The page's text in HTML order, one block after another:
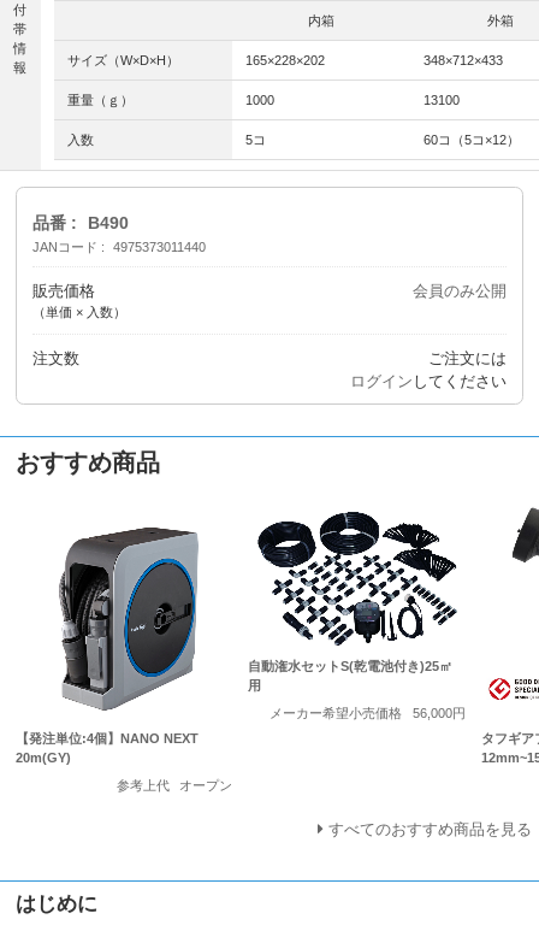
付
帯
情
報
内箱 外箱
サイズ（W×D×H） 165×228×202 348×712×433
重量（ｇ） 1000 13100
入数 5コ 60コ（5コ×12）
品番 B490
JANコード 4975373011440
販売価格
（単価 × 入数）
会員のみ公開
注文数
ご注文には
ログイン してください
おすすめ商品
【発注単位:4個】NANO NEXT
20m(GY)
参考上代
オープン
自動潅水セットS(乾電池付き)25㎡
用
メーカー希望小売価格
56,000円
タフギア
すべてのおすすめ商品を見る
はじめに